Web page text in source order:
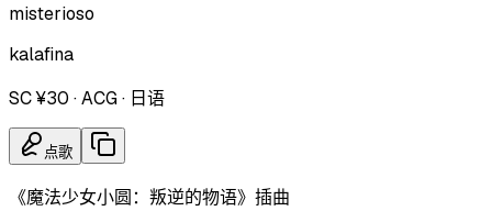
misterioso
kalafina
SC ¥30 ·ACG· 日语
点歌
《魔法少女小圆：叛逆的物语》插曲